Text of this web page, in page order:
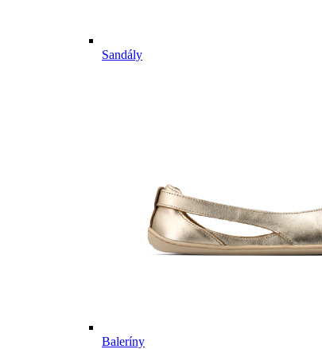
Sandály
Baleríny